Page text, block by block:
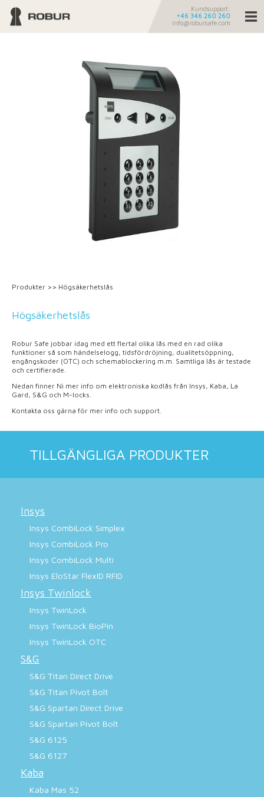
Kundsupport:
+46 346 260 260
info@robursafe.com
Produkter >> Högsäkerhetslås
Högsäkerhetslås
Robur Safe jobbar idag med ett flertal olika lås med en rad olika
funktioner så som händelselogg, tidsfördröjning, dualitetsöppning,
engångskoder (OTC) och schemablockering m.m. Samtliga lås är testade
och certifierade.
Nedan finner Ni mer info om elektroniska kodlås från Insys, Kaba, La
Gard, S&G och M-locks.
Kontakta oss gärna för mer info och support.
TILLGÄNGLIGA PRODUKTER
Insys
Insys CombiLock Simplex
Insys CombiLock Pro
Insys CombiLock Multi
Insys EloStar FlexID RFID
Insys Twinlock
Insys TwinLock
Insys TwinLock BioPin
Insys TwinLock OTC
S&G
S&G Titan Direct Drive
S&G Titan Pivot Bolt
S&G Spartan Direct Drive
S&G Spartan Pivot Bolt
S&G 6125
S&G 6127
Kaba
Kaba Mas 52